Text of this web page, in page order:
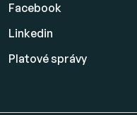
Facebook
Linkedin
Platovésprávy